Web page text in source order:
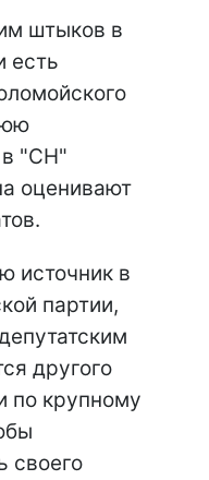
штыков в
есть
в "СН"
оценивают
источник в
партии,
другого
по крупному
своего